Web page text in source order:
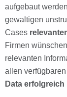
aufgebaut
gewaltigen
Cases
Firmen
relevanten
allen
Data